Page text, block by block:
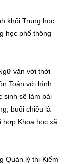
khối Trung học
học phổ thông
văn với thời
Toán với hình
sinh sẽ làm bài
buổi chiều là
hợp Khoa học xã
Quản lý thi-Kiểm